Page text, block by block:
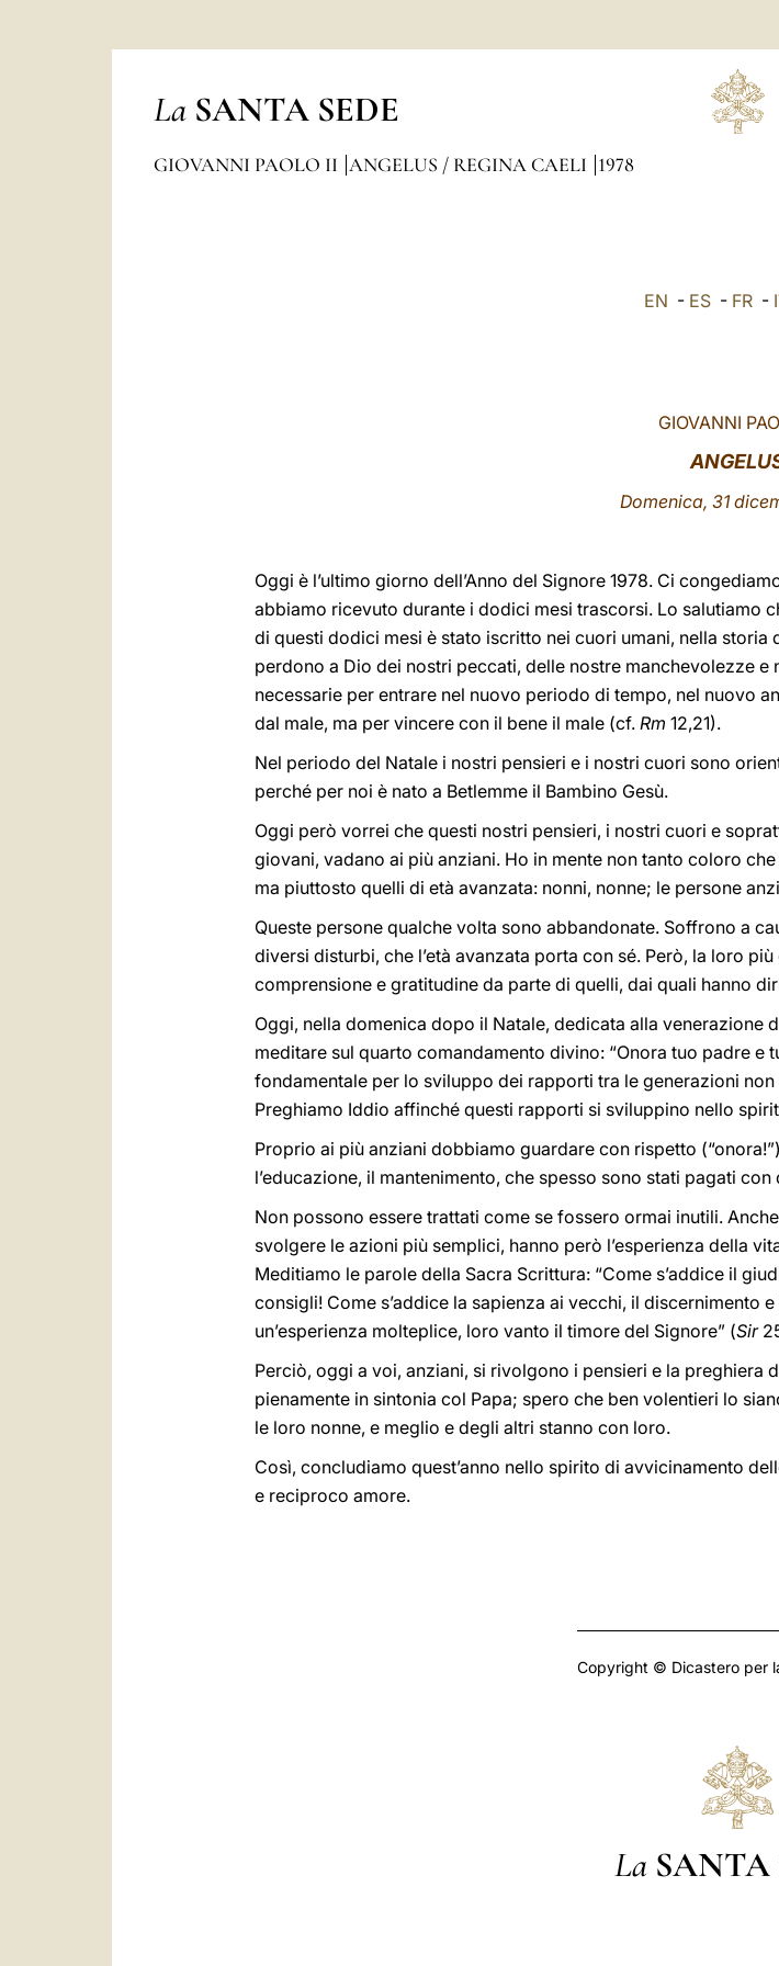
La SANTA SEDE
GIOVANNI PAOLO II ANGELUS / REGINA CAELI 1978
EN - ES- FR-
GIOVANNI
Domenica, 31
Oggi è l’ultimo giorno dell’Anno del Signore 1978. Ci
abbiamo ricevuto durante i dodici mesi trascorsi. Lo salutiamo
di questi dodici mesi è stato iscritto nei cuori umani, nella
perdono a Dio dei nostri peccati, delle nostre manchevolezze
necessarie per entrare nel nuovo periodo di tempo, nel nuovo
dal male, ma per vincere con il bene il male (cf. Rm 12,21).
Nel periodo del Natale i nostri pensieri e i nostri cuori sono
perché per noi è nato a Betlemme il Bambino Gesù.
Oggi però vorrei che questi nostri pensieri, i nostri cuori e
giovani, vadano ai più anziani. Ho in mente non tanto coloro
ma piuttosto quelli di età avanzata: nonni, nonne; le persone
Queste persone qualche volta sono abbandonate. Soffrono a
diversi disturbi, che l’età avanzata porta con sé. Però, la loro
comprensione e gratitudine da parte di quelli, dai quali hanno
Oggi, nella domenica dopo il Natale, dedicata alla venerazione
meditare sul quarto comandamento divino: “Onora tuo padre e
fondamentale per lo sviluppo dei rapporti tra le generazioni
Preghiamo Iddio affinché questi rapporti si sviluppino nello
Proprio ai più anziani dobbiamo guardare con rispetto
l’educazione, il mantenimento, che spesso sono stati pagati
Non possono essere trattati come se fossero ormai inutili.
svolgere le azioni più semplici, hanno però l’esperienza della
Meditiamo le parole della Sacra Scrittura: “Come s’addice il
consigli! Come s’addice la sapienza ai vecchi, il discernimento
un’esperienza molteplice, loro vanto il timore del Signore” (Sir
Perciò, oggi a voi, anziani, si rivolgono i pensieri e la preghiera
pienamente in sintonia col Papa; spero che ben volentieri lo
le loro nonne, e meglio e degli altri stanno con loro.
Così, concludiamo quest’anno nello spirito di avvicinamento
e reciproco amore.
Copyright © Dicastero per
La SANTA